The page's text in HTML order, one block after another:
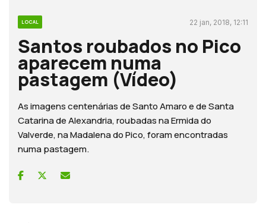
LOCAL 22 jan, 2018, 12:11
Santos roubados no Pico
aparecem numa
pastagem (Vídeo)
As imagens centenárias de Santo Amaro e de Santa
Catarina de Alexandria, roubadas na Ermida do
Valverde, na Madalena do Pico, foram encontradas
numa pastagem.